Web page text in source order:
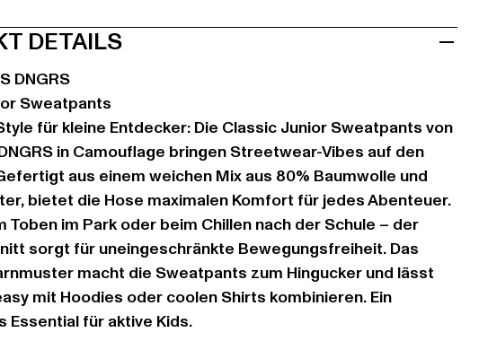
DETAILS
DNGRS
Sweatpants
für kleine Entdecker: Die Classic Junior Sweatpants von
in Camouflage bringen Streetwear-Vibes auf den
aus einem weichen Mix aus 80% Baumwolle und
bietet die Hose maximalen Komfort für jedes Abenteuer.
Toben im Park oder beim Chillen nach der Schule – der
sorgt für uneingeschränkte Bewegungsfreiheit. Das
macht die Sweatpants zum Hingucker und lässt
mit Hoodies oder coolen Shirts kombinieren. Ein
Essential für aktive Kids.